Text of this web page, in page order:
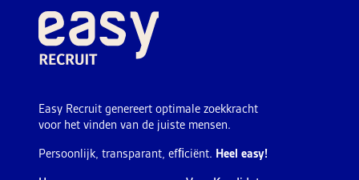
Easy Recruit genereert optimale zoekkracht
voor het vinden van de juiste mensen.
Persoonlijk, transparant, efﬁciënt. Heel easy!